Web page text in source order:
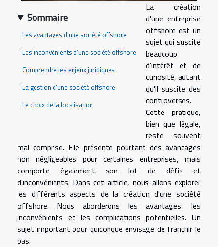
Sommaire
Les avantages d'une société offshore
Les inconvénients d'une société offshore
Comprendre les enjeux juridiques
La gestion d'une société offshore
Le choix de la localisation
La création
d'une entreprise
offshore est un
sujet qui suscite
beaucoup
d'intérêt et de
curiosité, autant
qu'il suscite des
controverses.
Cette pratique,
bien que légale,
reste souvent
mal comprise. Elle présente pourtant des avantages
non négligeables pour certaines entreprises, mais
comporte également son lot de défis et
d'inconvénients. Dans cet article, nous allons explorer
les différents aspects de la création d'une société
offshore. Nous aborderons les avantages, les
inconvénients et les complications potentielles. Un
sujet important pour quiconque envisage de franchir le
pas.